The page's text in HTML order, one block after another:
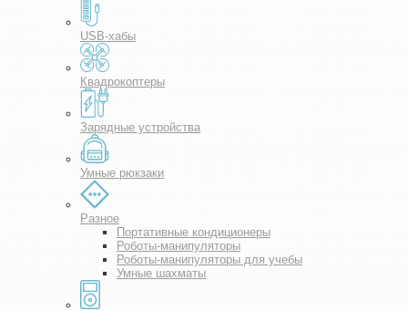
USB-хабы
Квадрокоптеры
Зарядные устройства
Умные рюкзаки
Разное
Портативные кондиционеры
Роботы-манипуляторы
Роботы-манипуляторы для учебы
Умные шахматы